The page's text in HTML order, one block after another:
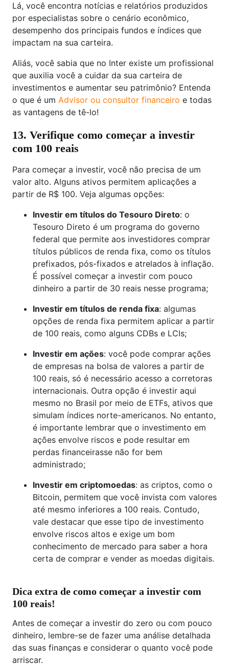
Lá, você encontra notícias e relatórios produzidos
por especialistas sobre o cenário econômico,
desempenho dos principais fundos e índices que
impactam na sua carteira.
Aliás, você sabia que no Inter existe um profissional
que auxilia você a cuidar da sua carteira de
investimentos e aumentar seu patrimônio? Entenda
o que é um Advisor ou consultor financeiro e todas
as vantagens de tê-lo!
13. Verifique como começar a investir
com 100 reais
Para começar a investir, você não precisa de um
valor alto. Alguns ativos permitem aplicações a
partir de R$ 100. Veja algumas opções:
Investir em títulos do Tesouro Direto: o
Tesouro Direto é um programa do governo
federal que permite aos investidores comprar
títulos públicos de renda fixa, como os títulos
prefixados, pós-fixados e atrelados à inflação.
É possível começar a investir com pouco
dinheiro a partir de 30 reais nesse programa;
Investir em títulos de renda fixa: algumas
opções de renda fixa permitem aplicar a partir
de 100 reais, como alguns CDBs e LCIs;
Investir em ações: você pode comprar ações
de empresas na bolsa de valores a partir de
100 reais, só é necessário acesso a corretoras
internacionais. Outra opção é investir aqui
mesmo no Brasil por meio de ETFs, ativos que
simulam índices norte-americanos. No entanto,
é importante lembrar que o investimento em
ações envolve riscos e pode resultar em
perdas financeirasse não for bem
administrado;
Investir em criptomoedas: as criptos, como o
Bitcoin, permitem que você invista com valores
até mesmo inferiores a 100 reais. Contudo,
vale destacar que esse tipo de investimento
envolve riscos altos e exige um bom
conhecimento de mercado para saber a hora
certa de comprar e vender as moedas digitais.
Dica extra de como começar a investir com
100 reais!
Antes de começar a investir do zero ou com pouco
dinheiro, lembre-se de fazer uma análise detalhada
das suas finanças e considerar o quanto você pode
arriscar.